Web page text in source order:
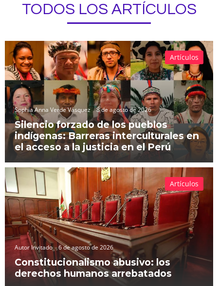
TODOS LOS ARTÍCULOS
Sophia Anna Verde Vásquez 8 de agosto de 2026
Silencio forzado de los pueblos
indígenas: Barreras interculturales en
el acceso a la justicia en el Perú
Artículos
Autor Invitado 6 de agosto de 2026
Constitucionalismo abusivo: los
derechos humanos arrebatados
Artículos